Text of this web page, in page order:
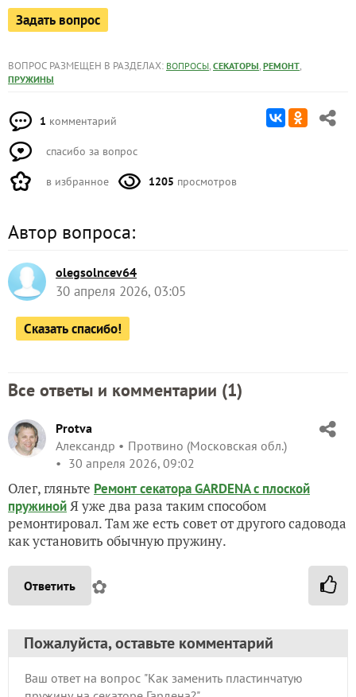
Задать вопрос
ВОПРОС РАЗМЕЩЕН В РАЗДЕЛАХ: ВОПРОСЫ, СЕКАТОРЫ, РЕМОНТ,
ПРУЖИНЫ
1 комментарий
спасибо за вопрос
в избранное 1205 просмотров
Автор вопроса:
olegsolncev64
30 апреля 2026, 03:05
Сказать спасибо!
Все ответы и комментарии (1)
Protva
Александр
Протвино (Московская обл.)
30 апреля 2026, 09:02
Олег, гляньте Ремонт секатора GARDENA с плоской
пружинойЯ уже два раза таким способом
ремонтировал. Там же есть совет от другого садовода
как установить обычную пружину.
Ответить ✿
Пожалуйста, оставьте комментарий